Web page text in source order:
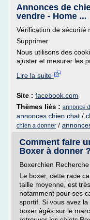
Annonces de
vendre - Home ...
Vérification de sécurité
Supprimer
Nous utilisons des
ajuster et mesurer les
Lire la suite
Site : facebook.com
Thèmes liés : annonce
annonces chien chat /
chien a donner /
Comment faire
Boxer à donner
Boxerchien
Le boxer, cette race
taille moyenne, est
notamment pour ses
sportif. Si vous avez
boxer âgés sur le